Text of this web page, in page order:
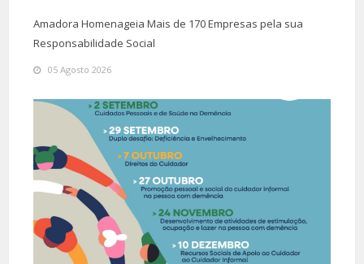
Amadora Homenageia Mais de 170 Empresas pela sua
Responsabilidade Social
05 Agosto 2026